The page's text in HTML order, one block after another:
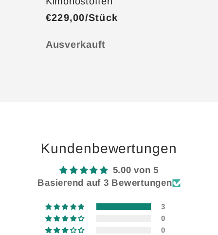
€229,00/Stück
Anzahl
Ausverkauft
Kundenbewertungen
5.00 von 5
Basierend auf 3 Bewertungen
3
0
0